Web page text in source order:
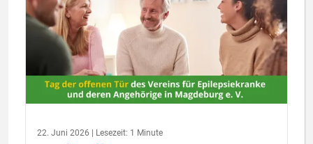
22. Juni 2026 | Lesezeit: 1 Minute